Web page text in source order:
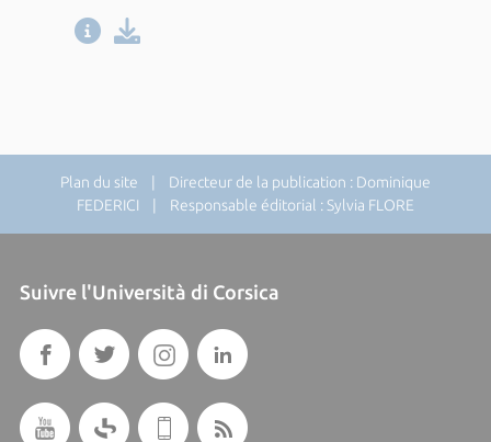
Plan du site | Directeur de la publication : Dominique
FEDERICI | Responsable éditorial : Sylvia FLORE
Suivre l'Università di Corsica